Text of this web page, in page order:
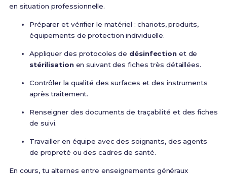
en situation professionnelle.
Préparer et vérifier le matériel : chariots, produits,
équipements de protection individuelle.
Appliquer des protocoles de désinfectionet de
stérilisationen suivant des fiches très détaillées.
Contrôler la qualité des surfaces et des instruments
après traitement.
Renseigner des documents de traçabilité et des fiches
de suivi.
Travailler en équipe avec des soignants, des agents
de propreté ou des cadres de santé.
En cours, tu alternes entre enseignements généraux